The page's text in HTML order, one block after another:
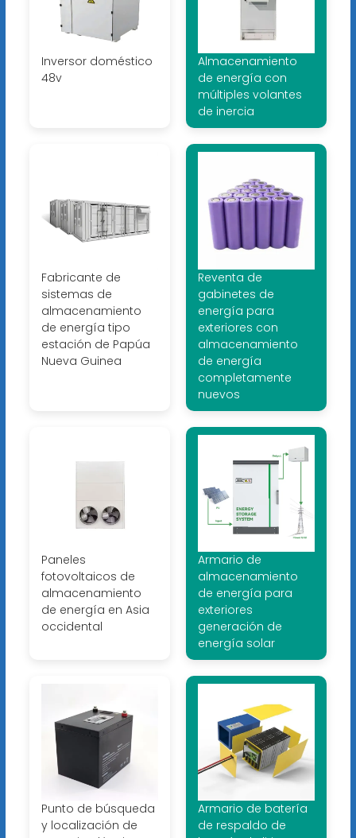
Inversor doméstico
48v
Almacenamiento
de energía con
múltiples volantes
de inercia
Fabricante de
sistemas de
almacenamiento
de energía tipo
estación de Papúa
Nueva Guinea
Reventa de
gabinetes de
energía para
exteriores con
almacenamiento
de energía
completamente
nuevos
Paneles
fotovoltaicos de
almacenamiento
de energía en Asia
occidental
Armario de
almacenamiento
de energía para
exteriores
generación de
energía solar
Punto de búsqueda
y localización de
Armario de batería
de respaldo de